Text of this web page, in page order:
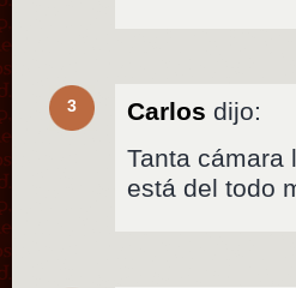
3 Carlos dijo:
Tanta cámara
está del todo